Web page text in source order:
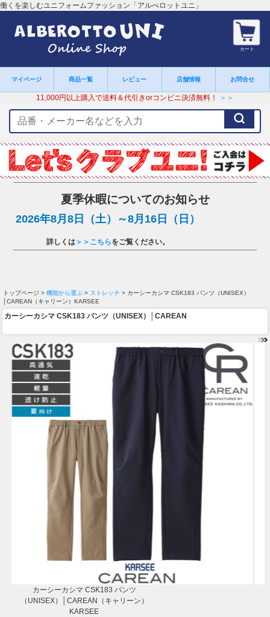
働くを楽しむユニフォームファッション「アルべロットユニ」
カート
マイページ 商品一覧 レビュー 店舗情報 お問合せ
11,000円以上購入で送料＆代引きorコンビニ決済無料！ ＞＞
ー
ワ
ー
ド
夏季休暇についてのお知らせ
2026年8月8日（土）～8月16日（日）
詳しくは ＞＞こちらをご覧ください。
トップページ > 機能から選ぶ > ストレッチ > カーシーカシマ CSK183 パンツ（UNISEX）
│CAREAN（キャリーン）KARSEE
カーシーカシマ CSK183 パンツ（UNISEX）│CAREAN
カーシーカシマ CSK183 パンツ
（UNISEX）│CAREAN（キャリーン）
KARSEE